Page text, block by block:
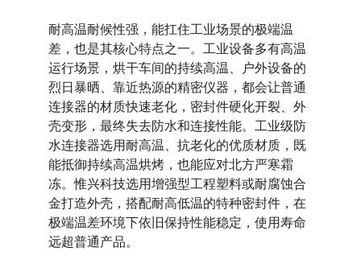
耐高温耐候性强，能扛住工业场景的极端温
差，也是其核心特点之一。工业设备多有高温
运行场景，烘干车间的持续高温、户外设备的
烈日暴晒、靠近热源的精密仪器，都会让普通
连接器的材质快速老化，密封件硬化开裂、外
壳变形，最终失去防水和连接性能。工业级防
水连接器选用耐高温、抗老化的优质材质，既
能抵御持续高温烘烤，也能应对北方严寒霜
冻。惟兴科技选用增强型工程塑料或耐腐蚀合
金打造外壳，搭配耐高低温的特种密封件，在
极端温差环境下依旧保持性能稳定，使用寿命
远超普通产品。